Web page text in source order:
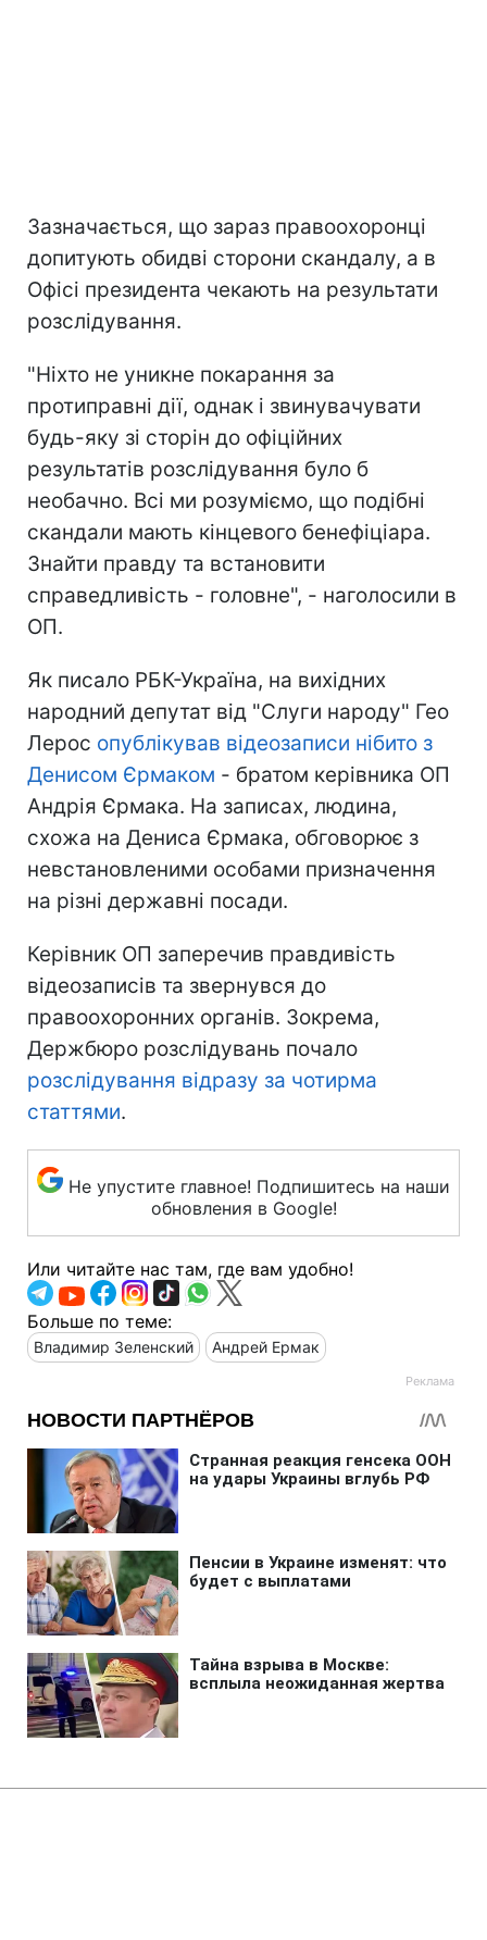
Зазначається, що зараз правоохоронці
допитують обидві сторони скандалу, а в
Офісі президента чекають на результати
розслідування.
"Ніхто не уникне покарання за
протиправні дії, однак і звинувачувати
будь-яку зі сторін до офіційних
результатів розслідування було б
необачно. Всі ми розуміємо, що подібні
скандали мають кінцевого бенефіціара.
Знайти правду та встановити
справедливість - головне", - наголосили в
ОП.
Як писало РБК-Україна, на вихідних
народний депутат від "Слуги народу" Гео
Лерос опублікував відеозаписи нібито з
Денисом Єрмаком - братом керівника ОП
Андрія Єрмака. На записах, людина,
схожа на Дениса Єрмака, обговорює з
невстановленими особами призначення
на різні державні посади.
Керівник ОП заперечив правдивість
відеозаписів та звернувся до
правоохоронних органів. Зокрема,
Держбюро розслідувань почало
розслідування відразу за чотирма
статтями.
Не упустите главное! Подпишитесь на наши
обновления в Google!
Или читайте нас там, где вам удобно!
Больше по теме:
Владимир Зеленский Андрей Ермак